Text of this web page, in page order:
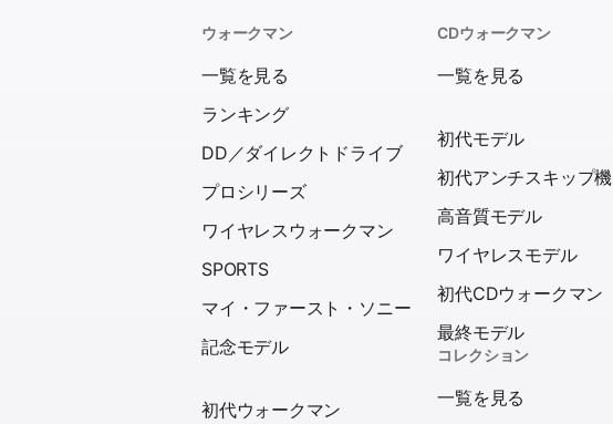
ウォークマン
一覧を見る
ランキング
DD／ダイレクトドライブ
プロシリーズ
ワイヤレスウォークマン
SPORTS
マイ・ファースト・ソニー
記念モデル
初代ウォークマン
CDウォークマン
一覧を見る
初代モデル
初代アンチスキップ機
高音質モデル
ワイヤレスモデル
初代CDウォークマン
最終モデル
コレクション
一覧を見る